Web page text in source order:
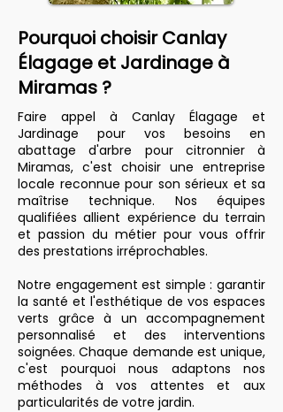
Pourquoi choisir Canlay
Élagage et Jardinage à
Miramas ?
Faire appel à Canlay Élagage et
Jardinage pour vos besoins en
abattage d'arbre pour citronnier à
Miramas, c'est choisir une entreprise
locale reconnue pour son sérieux et sa
maîtrise technique. Nos équipes
qualifiées allient expérience du terrain
et passion du métier pour vous offrir
des prestations irréprochables.
Notre engagement est simple : garantir
la santé et l'esthétique de vos espaces
verts grâce à un accompagnement
personnalisé et des interventions
soignées. Chaque demande est unique,
c'est pourquoi nous adaptons nos
méthodes à vos attentes et aux
particularités de votre jardin.